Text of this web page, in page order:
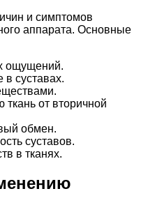
и симптомов
аппарата. Основные
ощущений.
суставах.
от вторичной
обмен.
суставов.
в тканях.